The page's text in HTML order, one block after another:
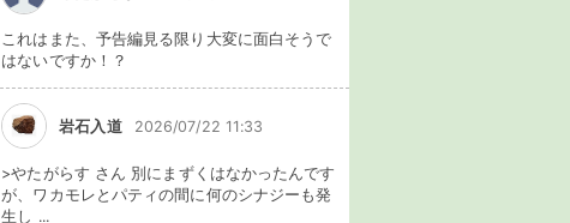
これはまた、予告編見る限り大変に面白そうで
はないですか！？
岩石入道 2026/07/22 11:33
>やたがらす さん 別にまずくはなかったんです
が、ワカモレとパティの間に何のシナジーも発
生し ...